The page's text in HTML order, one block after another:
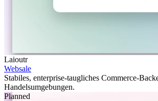
Laioutr
Websale
Stabiles, enterprise-taugliches Commerce-
Handelsumgebungen.
Planned